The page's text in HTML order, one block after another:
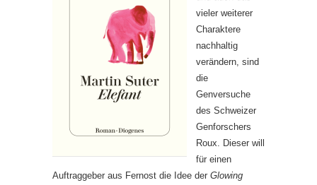
vieler weiterer
Charaktere
nachhaltig
verändern, sind
die
Genversuche
des Schweizer
Genforschers
Roux. Dieser will
für einen
Auftraggeber aus Fernost die Idee der Glowing